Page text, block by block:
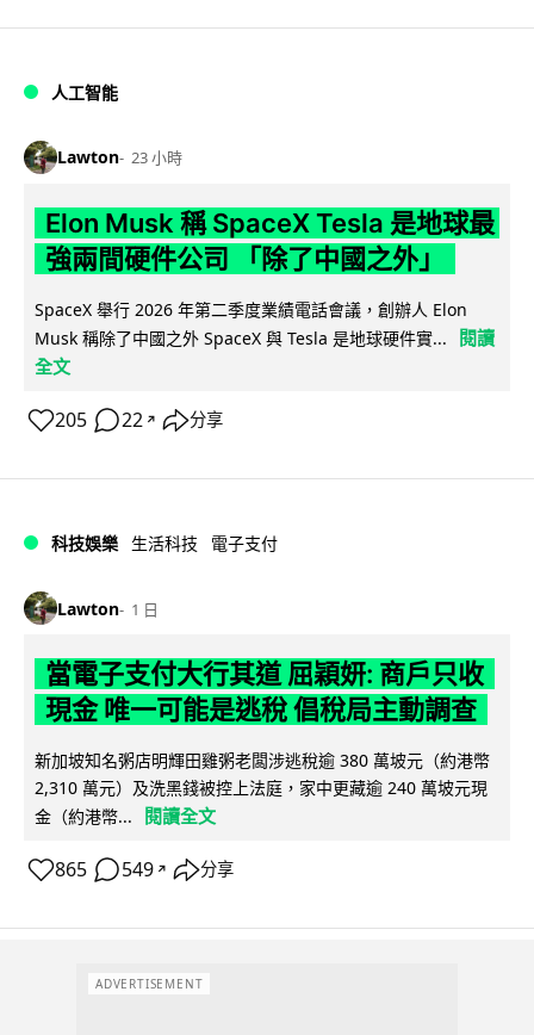
人工智能
Lawton 23 小時
Elon Musk 稱 SpaceX Tesla 是地球最
強兩間硬件公司 「除了中國之外」
SpaceX 舉行 2026 年第二季度業績電話會議，創辦人 Elon
Musk 稱除了中國之外 SpaceX 與 Tesla 是地球硬件實...
閱讀
全文
205 22 ↗ 分享
科技娛樂 生活科技 電子支付
Lawton 1 日
當電子支付大行其道 屈穎妍: 商戶只收
現金 唯一可能是逃稅 倡稅局主動調查
新加坡知名粥店明輝田雞粥老闆涉逃稅逾 380 萬坡元（約港幣
2,310 萬元）及洗黑錢被控上法庭，家中更藏逾 240 萬坡元現
金（約港幣...
閱讀全文
865 549 ↗ 分享
ADVERTISEMENT